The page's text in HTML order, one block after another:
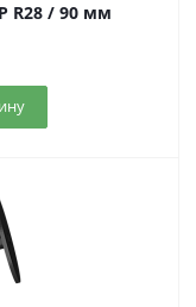
R28 / 90 мм